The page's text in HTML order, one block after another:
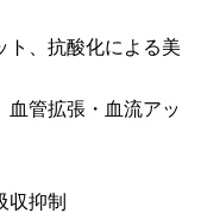
ト、抗酸化による美
血管拡張・血流アッ
収抑制